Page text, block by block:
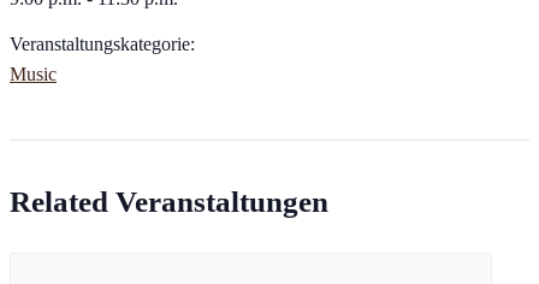
Veranstaltungskategorie:
Music
Related Veranstaltungen